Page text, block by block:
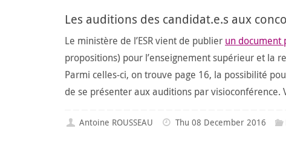
Les auditions des candidat.e.s aux
Le ministère de l’ESR vient de publier un document
propositions) pour l’enseignement supérieur et la
Parmi celles-ci, on trouve page 16, la possibilité
de se présenter aux auditions par visioconférence.
Antoine ROUSSEAU Thu 08 December 2016